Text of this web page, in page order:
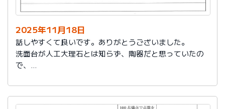
2025年11月18日
話しやすくて良いです。ありがとうございました。
洗面台が人工大理石とは知らず、陶器だと思っていたの
で、